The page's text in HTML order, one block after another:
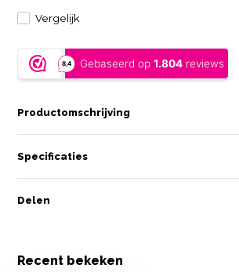
Vergelijk
Productomschrijving
Specificaties
Delen
Recent bekeken